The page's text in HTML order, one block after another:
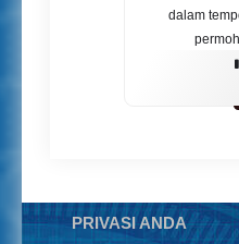
dalam
PRIVASI ANDA